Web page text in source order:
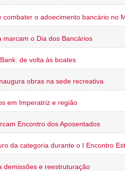
combater o adoecimento bancário no
marcam o Dia dos Bancários
de volta às boates
obras na sede recreativa
em Imperatriz e região
Encontro dos Aposentados
da categoria durante o I Encontro
demissões e reestruturação